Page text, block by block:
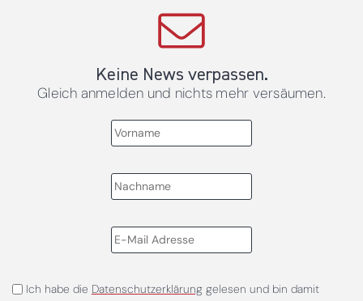
Keine News verpassen.
Gleich anmelden und nichts mehr versäumen.
Ich habe die Datenschutzerklärunggelesen und bin damit